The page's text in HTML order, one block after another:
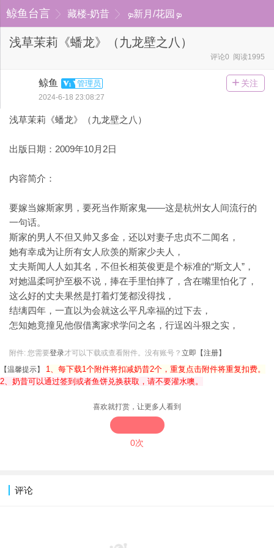
鲸鱼台言 藏楼-奶昔 ܤ新月/花园ܤ
浅草茉莉《蟠龙》（九龙壁之八）
评论0 阅读1995
鲸鱼 管理员
2024-6-18 23:08:27
+ 关注
浅草茉莉《蟠龙》（九龙壁之八）
出版日期：2009年10月2日
内容简介：
要嫁当嫁斯家男，要死当作斯家鬼——这是杭州女人间流行的
一句话。
斯家的男人不但又帅又多金，还以对妻子忠贞不二闻名，
她有幸成为让所有女人欣羡的斯家少夫人，
丈夫斯闻人人如其名，不但长相英俊更是个标准的“斯文人”，
对她温柔呵护至极不说，捧在手里怕摔了，含在嘴里怕化了，
这么好的丈夫果然是打着灯笼都没得找，
结缡四年，一直以为会就这么平凡幸福的过下去，
怎知她竟撞见他假借离家求学问之名，行逞凶斗狠之实，
附件: 您需要登录才可以下载或查看附件。没有账号？ 立即【注册】
【温馨提示】 1、每下载1个附件将扣减奶昔2个，重复点击附件将重复扣费。
2、奶昔可以通过签到或者鱼饼兑换获取，请不要灌水噢。
喜欢就打赏，让更多人看到
0次
评论